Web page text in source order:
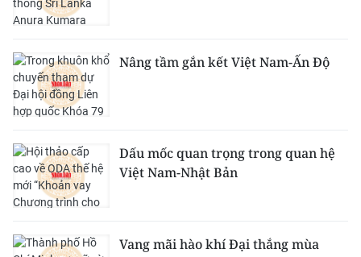
Nâng tầm gắn kết Việt Nam-Ấn Độ
Dấu mốc quan trọng trong quan hệ
Việt Nam-Nhật Bản
Vang mãi hào khí Đại thắng mùa